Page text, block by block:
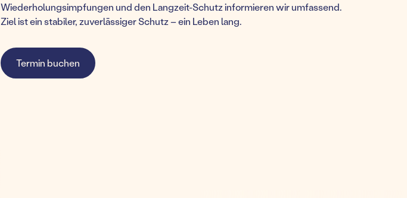
Wiederholungsimpfungen und den Langzeit-Schutz informieren wir umfassend.
Ziel ist ein stabiler, zuverlässiger Schutz – ein Leben lang.
Termin buchen